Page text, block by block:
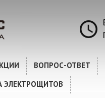
ВОПРОС-ОТВЕТ
ЭЛЕКТРОЩИТОВ